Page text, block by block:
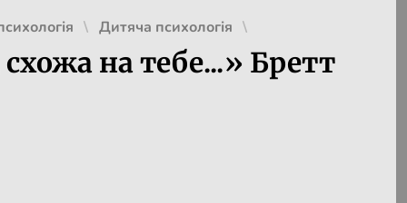
Дитяча психологія
на тебе...» Бретт